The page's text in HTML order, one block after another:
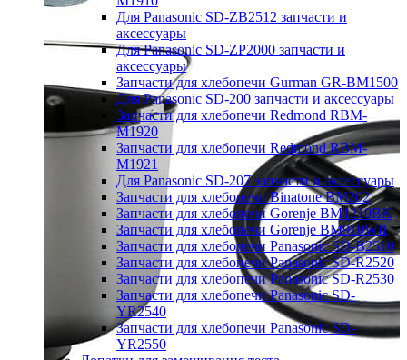
Для Panasonic SD-ZB2512 запчасти и
аксессуары
Для Panasonic SD-ZP2000 запчасти и
аксессуары
Запчасти для хлебопечи Gurman GR-BM1500
Для Panasonic SD-200 запчасти и аксессуары
Запчасти для хлебопечи Redmond RBM-
M1920
Запчасти для хлебопечи Redmond RBM-
M1921
Для Panasonic SD-207 запчасти и аксессуары
Запчасти для хлебопечи Binatone BM202
Запчасти для хлебопечи Gorenje BM1210BK
Запчасти для хлебопечи Gorenje BM910WII
Запчасти для хлебопечи Panasonic SD-B2510
Запчасти для хлебопечи Panasonic SD-R2520
Запчасти для хлебопечи Panasonic SD-R2530
Запчасти для хлебопечи Panasonic SD-
YR2540
Запчасти для хлебопечи Panasonic SD-
YR2550